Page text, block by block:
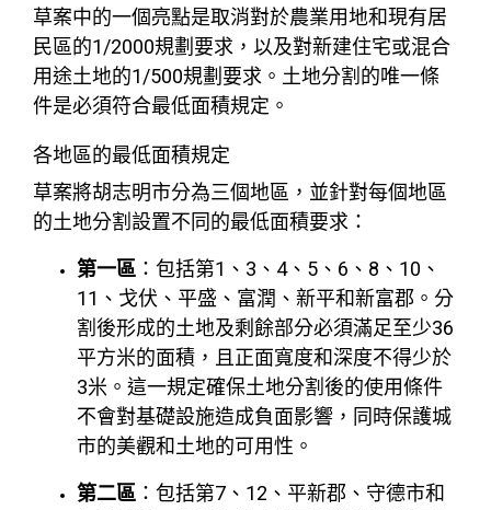
草案中的一個亮點是取消對於農業用地和現有居
民區的1/2000規劃要求，以及對新建住宅或混合
用途土地的1/500規劃要求。土地分割的唯一條
件是必須符合最低面積規定。
各地區的最低面積規定
草案將胡志明市分為三個地區，並針對每個地區
的土地分割設置不同的最低面積要求：
第一區 ：包括第1、3、4、5、6、8、10、
11、戈伏、平盛、富潤、新平和新富郡。分
割後形成的土地及剩餘部分必須滿足至少36
平方米的面積，且正面寬度和深度不得少於
3米。這一規定確保土地分割後的使用條件
不會對基礎設施造成負面影響，同時保護城
市的美觀和土地的可用性。
第二區 ：包括第7、12、平新郡、守德市和